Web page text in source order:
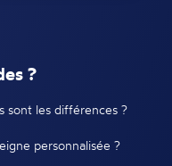
?
sont les différences ?
personnalisée ?